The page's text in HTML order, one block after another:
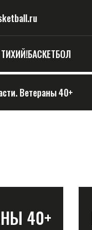
ТИХИЙ!БАСКЕТБОЛ
Ветераны 40+
40+